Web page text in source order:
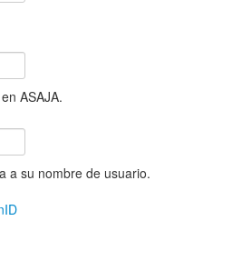
ASAJA.
a su nombre de usuario.